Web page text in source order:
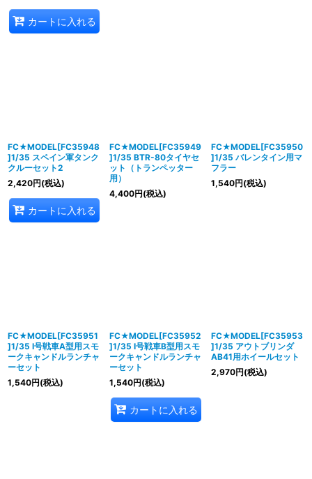
カートに入れる
FC★MODEL[FC35948
]1/35 スペイン軍タンク
クルーセット2
2,420円(税込)
カートに入れる
FC★MODEL[FC35949
]1/35 BTR-80タイヤセ
ット（トランペッター
用）
4,400円(税込)
FC★MODEL[FC35950
]1/35 バレンタイン用マ
フラー
1,540円(税込)
FC★MODEL[FC35951
]1/35 I号戦車A型用スモ
ークキャンドルランチャ
ーセット
1,540円(税込)
FC★MODEL[FC35952
]1/35 I号戦車B型用スモ
ークキャンドルランチャ
ーセット
1,540円(税込)
カートに入れる
FC★MODEL[FC35953
]1/35 アウトブリンダ
AB41用ホイールセット
2,970円(税込)